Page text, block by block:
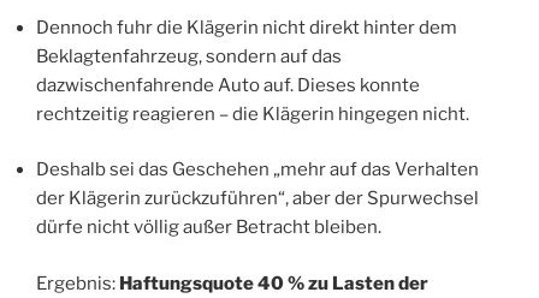
Dennoch fuhr die Klägerin nicht direkt hinter dem
Beklagtenfahrzeug, sondern auf das
dazwischenfahrende Auto auf. Dieses konnte
rechtzeitig reagieren – die Klägerin hingegen nicht.
Deshalb sei das Geschehen „mehr auf das Verhalten
der Klägerin zurückzuführen“, aber der Spurwechsel
dürfe nicht völlig außer Betracht bleiben.
Ergebnis: Haftungsquote 40 % zu Lasten der